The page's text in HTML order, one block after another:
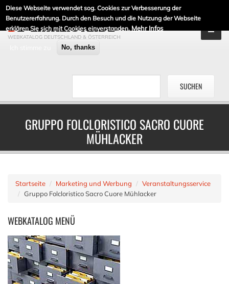
Diese Webseite verwendet sog. Cookies zur Verbesserung der
Benutzererfahrung. Durch den Besuch und die Nutzung der Webseite
erklären Sie sich mit Cookies einverstanden. Mehr Infos
No, thanks
DE-LINKLISTE.DE
WEBKATALOG DEUTSCHLAND & ÖSTERREICH
GRUPPO FOLCLORISTICO SACRO CUORE
MÜHLACKER
Startseite Marketing und Werbung
Veranstaltungsservice
Gruppo Folcloristico Sacro Cuore Mühlacker
WEBKATALOG MENÜ